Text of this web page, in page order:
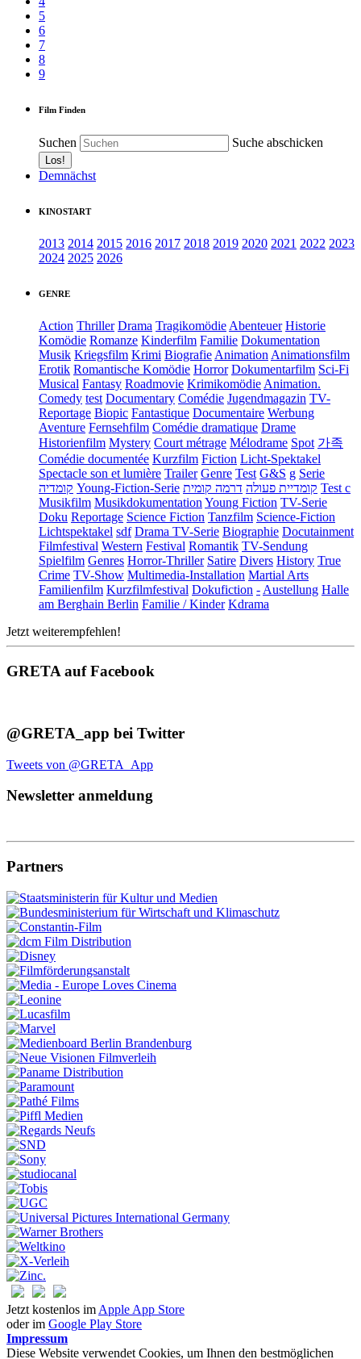
5
6
7
8
9
Film Finden
Suchen Suche abschicken
Demnächst
KINOSTART
2013 2014 2015 2016 2017 2018 2019 2020 2021 2022 2023
2024 2025 2026
GENRE
Action Thriller Drama Tragikomödie Abenteuer Historie
Komödie Romanze Kinderfilm Familie Dokumentation
Musik Kriegsfilm Krimi Biografie Animation Animationsfilm
Erotik Romantische Komödie Horror Dokumentarfilm Sci-Fi
Musical Fantasy Roadmovie Krimikomödie Animation.
Comedy test Documentary Comédie Jugendmagazin TV-
Reportage Biopic Fantastique Documentaire Werbung
Aventure Fernsehfilm Comédie dramatique Drame
Historienfilm Mystery Court métrage Mélodrame Spot 가족
Comédie documentée Kurzfilm Fiction Licht-Spektakel
Spectacle son et lumière Trailer Genre Test G&S g Serie
קומדיה Young-Fiction-Serie קומדיית פעולה דרמה קומית
Test c
Musikfilm Musikdokumentation Young Fiction TV-Serie
Doku Reportage Science Fiction Tanzfilm Science-Fiction
Lichtspektakel sdf Drama TV-Serie Biographie Docutainment
Filmfestival Western Festival Romantik TV-Sendung
Spielfilm Genres Horror-Thriller Satire Divers History True
Crime TV-Show Multimedia-Installation Martial Arts
Familienfilm Kurzfilmfestival Dokufiction - Austellung Halle
am Berghain Berlin Familie / Kinder Kdrama
Jetzt weiterempfehlen!
GRETA auf Facebook
@GRETA_app bei Twitter
Tweets von @GRETA_App
Newsletter anmeldung
Partners
Jetzt kostenlos im Apple App Store
oder im Google Play Store
Impressum
Diese Website verwendet Cookies, um Ihnen den bestmöglichen